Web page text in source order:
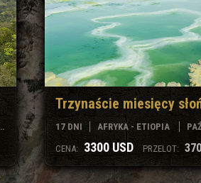
Trzynaście miesięcy
17 DNI AFRYKA - ETIOPIA
CENA: 3300 USD PRZELOT: